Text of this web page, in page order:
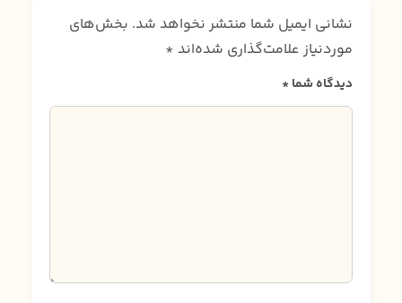
نشانی ایمیل شما منتشر نخواهد شد. بخش‌های
موردنیاز علامت‌گذاری شده‌اند *
دیدگاه شما*